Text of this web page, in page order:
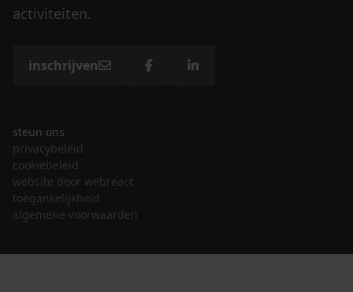
activiteiten.
inschrijven
steun ons
privacybeleid
cookiebeleid
website door webreact
toegankelijkheid
algemene voorwaarden